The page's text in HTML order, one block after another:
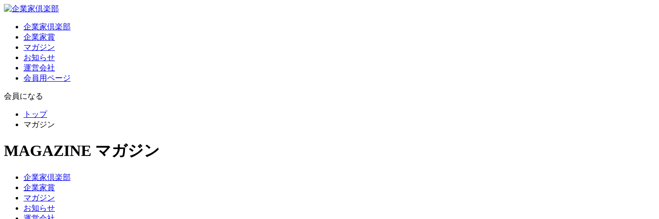
企業家倶楽部
企業家賞
マガジン
お知らせ
運営会社
会員用ページ
会員になる
トップ
マガジン
MAGAZINE マガジン
企業家倶楽部
企業家賞
マガジン
お知らせ